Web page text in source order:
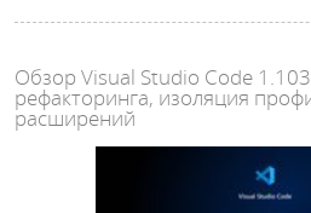
Обзор Visual Studio Code
рефакторинга, изоляция
расширений